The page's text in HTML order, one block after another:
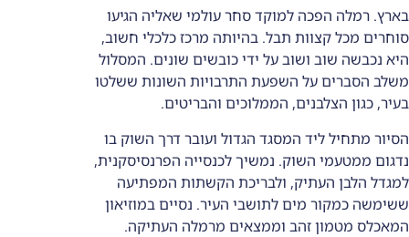
סחר עולמי שאליה הגיעו
בהיותה מרכז כלכלי חשוב,
ידי כובשים שונים. המסלול
התרבויות השונות ששלטו
והבריטים.
הגדול ועובר דרך השוק בו
לכנסייה הפרנסיסקנית,
הקשתות המפתיעה
העיר. נסיים במוזיאון
מרמלה העתיקה.